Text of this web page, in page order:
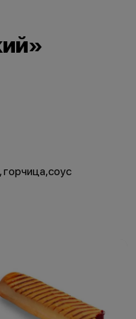
горчица,соус